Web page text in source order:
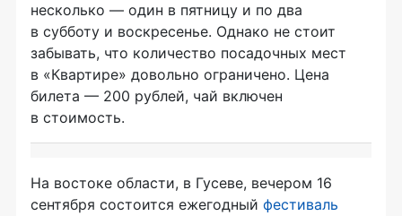
несколько — один в пятницу и по два
в субботу и воскресенье. Однако не стоит
забывать, что количество посадочных мест
в «Квартире» довольно ограничено. Цена
билета — 200 рублей, чай включен
в стоимость.
На востоке области, в Гусеве, вечером 16
сентября состоится ежегодный фестиваль